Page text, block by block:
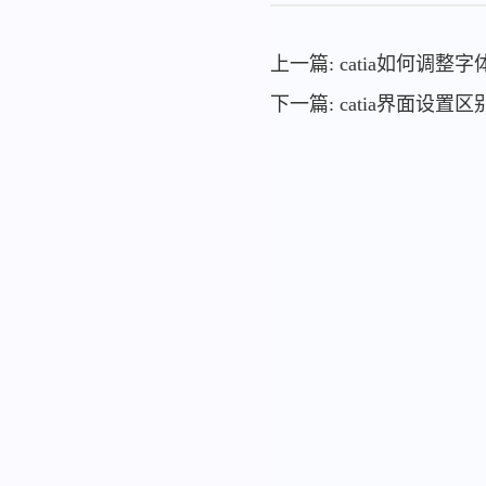
上一篇: catia如何调整字
下一篇: catia界面设置区